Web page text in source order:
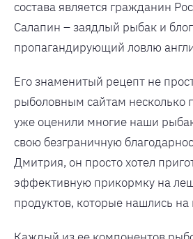
состава является гражданин
Салапин – заядлый рыбак и
пропагандирующий ловлю
Его знаменитый рецепт не
рыболовным сайтам несколько
уже оценили многие наши
свою безграничную
Дмитрия, он просто хотел
эффективную прикормку на
продуктов, которые нашлись на